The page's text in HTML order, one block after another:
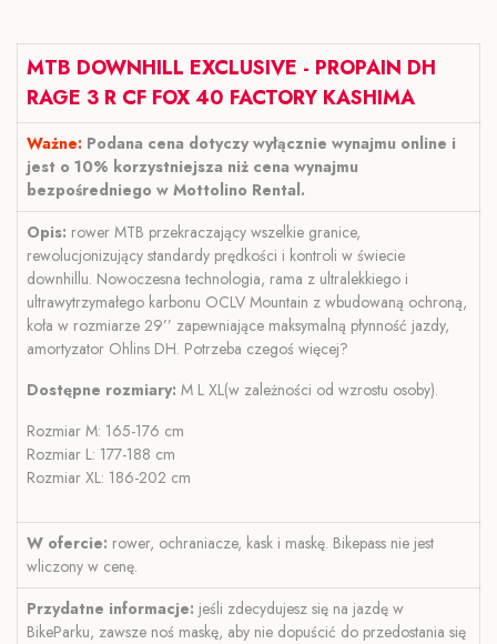
MTB DOWNHILL EXCLUSIVE - PROPAIN DH
RAGE 3 R CF FOX 40 FACTORY KASHIMA
Ważne: Podana cena dotyczy wyłącznie wynajmu online i
jest o 10% korzystniejsza niż cena wynajmu
bezpośredniego w Mottolino Rental.
Opis: rower MTB przekraczający wszelkie granice,
rewolucjonizujący standardy prędkości i kontroli w świecie
downhillu. Nowoczesna technologia, rama z ultralekkiego i
ultrawytrzymałego karbonu OCLV Mountain z wbudowaną ochroną,
koła w rozmiarze 29’’ zapewniające maksymalną płynność jazdy,
amortyzator Ohlins DH. Potrzeba czegoś więcej?
Dostępne rozmiary: M L XL(w zależności od wzrostu osoby).
Rozmiar M: 165-176 cm
Rozmiar L: 177-188 cm
Rozmiar XL: 186-202 cm
W ofercie: rower, ochraniacze, kask i maskę. Bikepass nie jest
wliczony w cenę.
Przydatne informacje: jeśli zdecydujesz się na jazdę w
BikeParku, zawsze noś maskę, aby nie dopuścić do przedostania się